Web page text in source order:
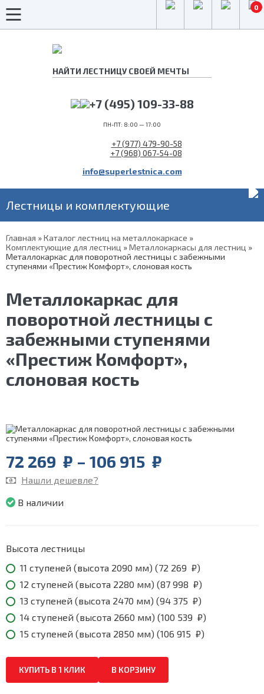
0
+7 (495) 109-33-88
ПН-ПТ: 8:00 — 17:00
+7 (977) 479-90-58
+7 (968) 067-54-08
info@superlestnica.com
Лестницы и комплектующие
Главная »Каталог лестниц на металлокаркасе »
Комплектующие для лестниц »Металлокаркасы для лестниц »
Металлокаркас для поворотной лестницы с забежными
ступенями «Престиж Комфорт», слоновая кость
Металлокаркас для
поворотной лестницы с
забежными ступенями
«Престиж Комфорт»,
слоновая кость
72 269 ₽ – 106 915 ₽
₽
Нашли дешевле?
В наличии
Высота лестницы
11 ступеней (высота 2090 мм) (72 269 ₽)
12 ступеней (высота 2280 мм) (87 998 ₽)
13 ступеней (высота 2470 мм) (94 375 ₽)
14 ступеней (высота 2660 мм) (100 539 ₽)
15 ступеней (высота 2850 мм) (106 915 ₽)
КУПИТЬ В 1 КЛИК В КОРЗИНУ